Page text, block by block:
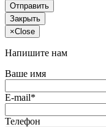
Отправить
Закрыть
×Close
Напишите нам
Ваше имя
E-mail*
Телефон